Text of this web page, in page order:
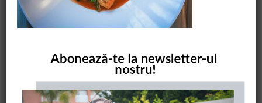
COMANDĂ CARTEA NOASTRĂ